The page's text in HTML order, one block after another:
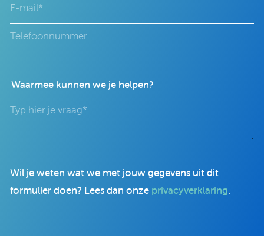
Waarmee kunnen we je helpen?
Wil je weten wat we met jouw gegevens uit dit
formulier doen? Lees dan onze privacyverklaring.